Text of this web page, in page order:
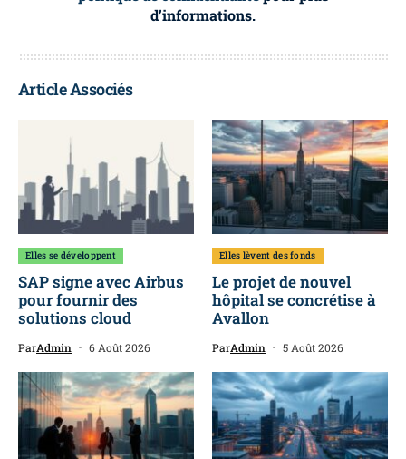
d’informations.
Article Associés
Elles se développent
SAP signe avec Airbus
pour fournir des
solutions cloud
ParAdmin 6 Août 2026
Elles lèvent des fonds
Le projet de nouvel
hôpital se concrétise à
Avallon
ParAdmin 5 Août 2026